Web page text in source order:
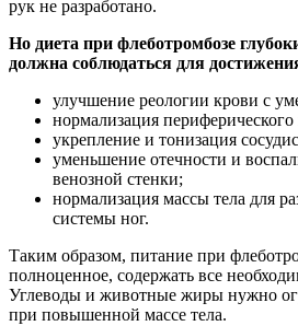
рук не разработано.
Но диета при флеботромбозе
должна соблюдаться для
улучшение реологии крови с
нормализация
укрепление и тонизация
уменьшение отечности и
венозной стенки;
нормализация массы тела для
системы ног.
Таким образом, питание при
полноценное, содержать все
Углеводы и животные жиры нужно
при повышенной массе тела.